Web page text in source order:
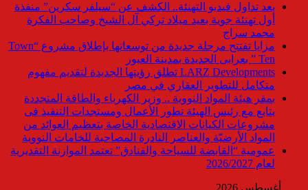
بعد تداول فيديو التهنئة.. الكشف عن “سيلفر سكرين” منفذة
أول تهنئة جوية بعيد ميلاد تركي آل الشيخ وصاحب الفكرة
محمد سراج
مزايا تفتتح مرحلة جديدة من توسعاتها بإطلاق مشروع “Town
Ten ” بعرابى الجديدة بمدينة العبور
LARZ Developments تطلق رؤيتها الجديدة لتقديم مفهوم
متكامل للتطوير العقاري في مصر
بمقر هيئة المواد النووية .. وزير الكهرباء والطاقة المتجددة
يتابع مع رئيس الهيئة تطور الأعمال ومستجدات التنفيذ فى
مشروعات الكيانات الاقتصادية الخاصة بتعظيم العوائد من
المواد الأرضيّة والعناصر النادرة المصاحبة للخامات النووية
عمومية “القابضة للسياحة والفنادق” تعتمد الموازنة التقديرية
لعام 2026/2027